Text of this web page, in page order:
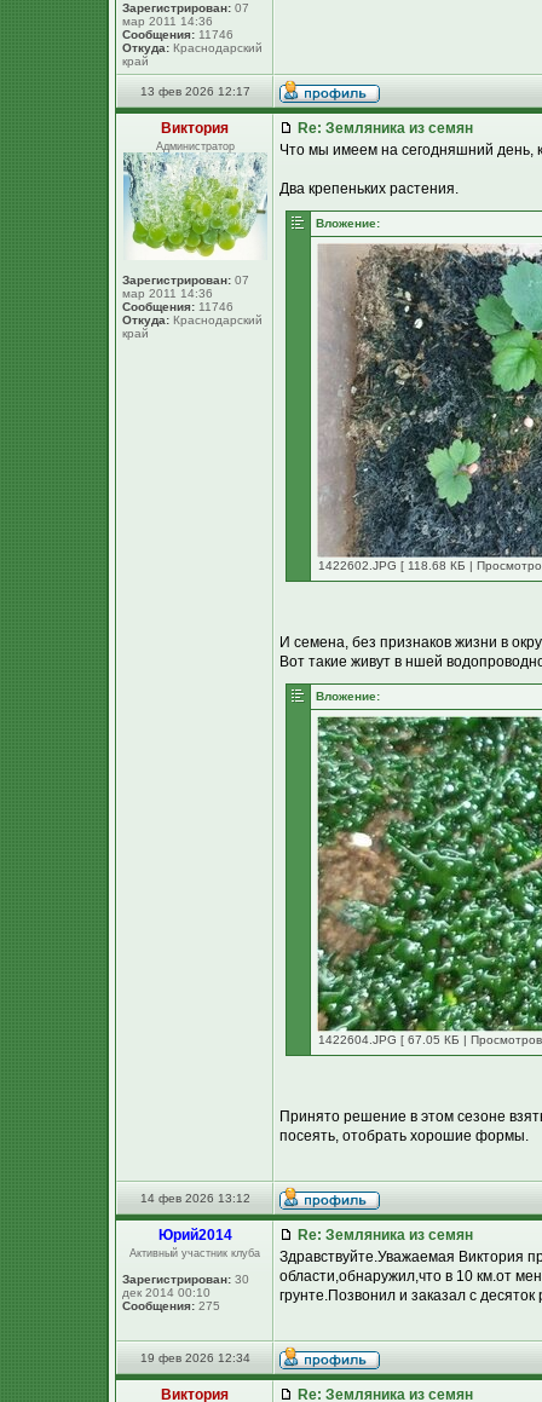
Зарегистрирован: 07
мар 2011 14:36
Сообщения: 11746
Откуда: Краснодарский
край
13 фев 2026 12:17
Виктория
Администратор
Зарегистрирован: 07
мар 2011 14:36
Сообщения: 11746
Откуда: Краснодарский
край
Re: Земляника из семян
Что мы имеем на сегодняшний день,
Два крепеньких растения.
Вложение:
1422602.JPG [ 118.68 КБ |
И семена, без признаков жизни в
Вот такие живут в ншей
Вложение:
1422604.JPG [ 67.05 КБ |
Принято решение в этом сезоне
посеять, отобрать хорошие формы.
14 фев 2026 13:12
Юpий2014
Активный участник клуба
Зарегистрирован: 30
дек 2014 00:10
Сообщения: 275
Re: Земляника из семян
Здравствуйте.Уважаемая Виктория
области,обнаружил,что в 10 км.от
грунте.Позвонил и заказал с
19 фев 2026 12:34
Виктория Re: Земляника из семян